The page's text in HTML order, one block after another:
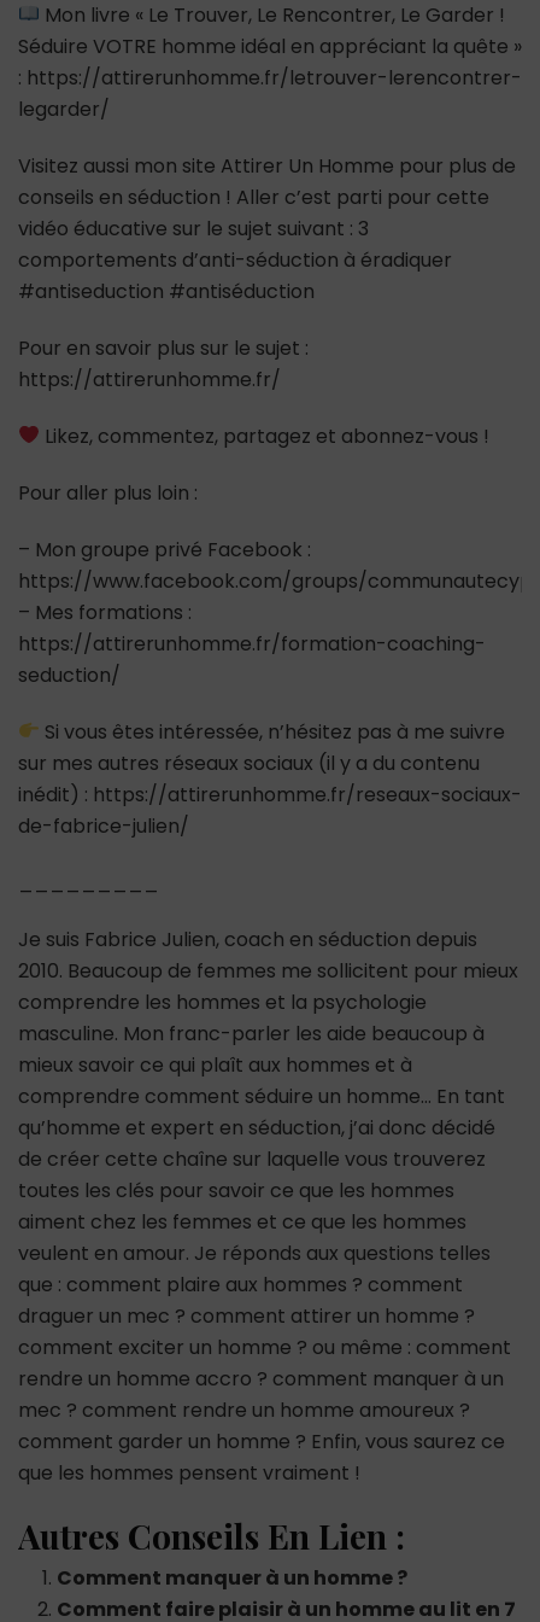
Mon livre « Le Trouver, Le Rencontrer, Le Garder !
Séduire VOTRE homme idéal en appréciant la quête »
: https://attirerunhomme.fr/letrouver-lerencontrer-
legarder/
Visitez aussi mon site Attirer Un Homme pour plus de
conseils en séduction ! Aller c’est parti pour cette
vidéo éducative sur le sujet suivant : 3
comportements d’anti-séduction à éradiquer
#antiseduction #antiséduction
Pour en savoir plus sur le sujet :
https://attirerunhomme.fr/
Likez, commentez, partagez et abonnez-vous !
Pour aller plus loin :
– Mon groupe privé Facebook :
https://www.facebook.com/groups/
– Mes formations :
https://attirerunhomme.fr/formation-coaching-
seduction/
Si vous êtes intéressée, n’hésitez pas à me suivre
sur mes autres réseaux sociaux (il y a du contenu
inédit) : https://attirerunhomme.fr/reseaux-sociaux-
de-fabrice-julien/
Je suis Fabrice Julien, coach en séduction depuis
2010. Beaucoup de femmes me sollicitent pour mieux
comprendre les hommes et la psychologie
masculine. Mon franc-parler les aide beaucoup à
mieux savoir ce qui plaît aux hommes et à
comprendre comment séduire un homme… En tant
qu’homme et expert en séduction, j’ai donc décidé
de créer cette chaîne sur laquelle vous trouverez
toutes les clés pour savoir ce que les hommes
aiment chez les femmes et ce que les hommes
veulent en amour. Je réponds aux questions telles
que : comment plaire aux hommes ? comment
draguer un mec ? comment attirer un homme ?
comment exciter un homme ? ou même : comment
rendre un homme accro ? comment manquer à un
mec ? comment rendre un homme amoureux ?
comment garder un homme ? Enfin, vous saurez ce
que les hommes pensent vraiment !
Autres Conseils En Lien :
Comment manquer à un homme ?
Comment faire plaisir à un homme au lit en 7